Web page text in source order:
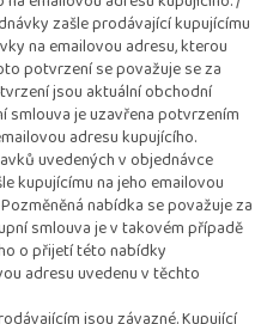
zašle prodávající kupujícímu
na emailovou adresu, kterou
potvrzení se považuje se za
jsou aktuální obchodní
smlouva je uzavřena potvrzením
adresu kupujícího.
uvedených v objednávce
kupujícímu na jeho emailovou
nabídka se považuje za
smlouva je v takovém případě
o přijetí této nabídky
adresu uvedenu v těchto